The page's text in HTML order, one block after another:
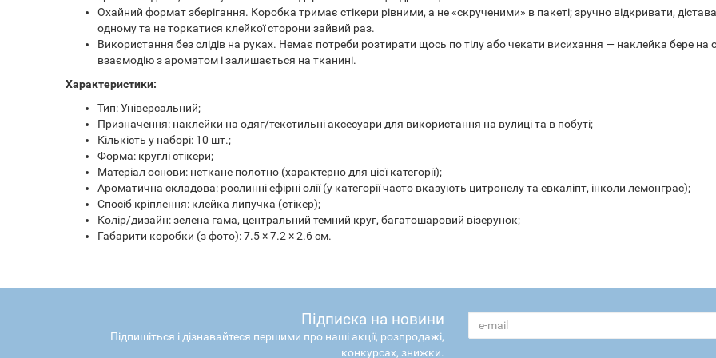
Охайний формат зберігання. Коробка тримає стікери рівними, а не «скрученими» в пакеті; зручно відкривати,
одному та не торкатися клейкої сторони зайвий раз.
Використання без слідів на руках. Немає потреби розтирати щось по тілу або чекати висихання — наклейка бере на
взаємодію з ароматом і залишається на тканині.
Характеристики:
Тип: Універсальний;
Призначення: наклейки на одяг/текстильні аксесуари для використання на вулиці та в побуті;
Кількість у наборі: 10 шт.;
Форма: круглі стікери;
Матеріал основи: неткане полотно (характерно для цієї категорії);
Ароматична складова: рослинні ефірні олії (у категорії часто вказують цитронелу та евкаліпт, інколи лемонграс);
Спосіб кріплення: клейка липучка (стікер);
Колір/дизайн: зелена гама, центральний темний круг, багатошаровий візерунок;
Габарити коробки (з фото): 7.5 × 7.2 × 2.6 см.
Підписка на новини
Підпишіться і дізнавайтеся першими про наші акції, розпродажі,
конкурсах, знижки.